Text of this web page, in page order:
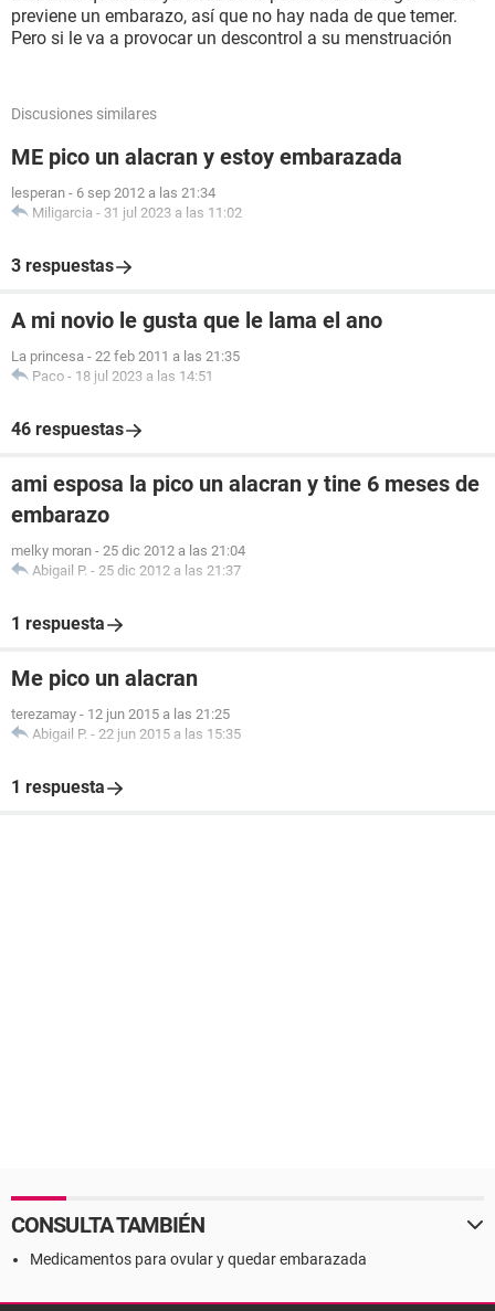
previene un embarazo, así que no hay nada de que temer.
Pero si le va a provocar un descontrol a su menstruación
Discusiones similares
ME pico un alacran y estoy embarazada
lesperan - 6 sep 2012 a las 21:34
Miligarcia - 31 jul 2023 a las 11:02
3 respuestas
A mi novio le gusta que le lama el ano
La princesa - 22 feb 2011 a las 21:35
Paco - 18 jul 2023 a las 14:51
46 respuestas
ami esposa la pico un alacran y tine 6 meses de
embarazo
melky moran - 25 dic 2012 a las 21:04
Abigail P. - 25 dic 2012 a las 21:37
1 respuesta
Me pico un alacran
terezamay - 12 jun 2015 a las 21:25
Abigail P. - 22 jun 2015 a las 15:35
1 respuesta
CONSULTA TAMBIÉN
Medicamentos para ovular y quedar embarazada